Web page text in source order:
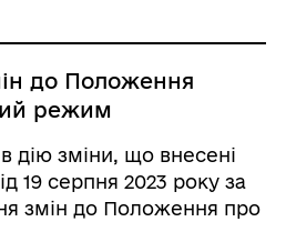
до Положення
режим
дію зміни, що внесені
19 серпня 2023 року за
змін до Положення про